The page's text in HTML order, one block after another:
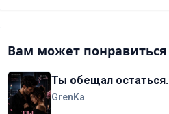
Вам может понравиться
Ты обещал остаться.
GrenKa